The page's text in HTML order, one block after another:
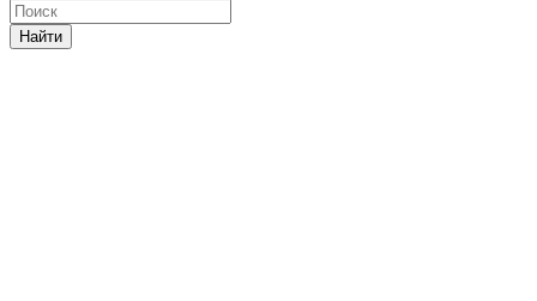
Найти